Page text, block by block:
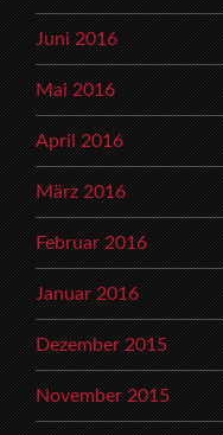
Juni 2016
Mai 2016
April 2016
März 2016
Februar 2016
Januar 2016
Dezember 2015
November 2015